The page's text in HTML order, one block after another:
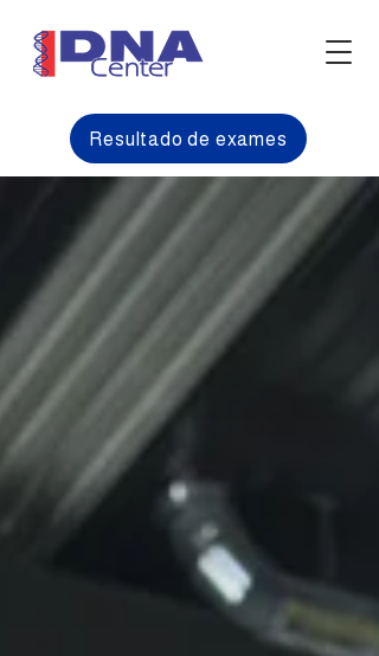
Resultado de exames